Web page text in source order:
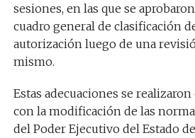
sesiones, en las que se
cuadro general de clasificación
autorización luego de una
mismo.
Estas adecuaciones se
con la modificación de las
del Poder Ejecutivo del Estado